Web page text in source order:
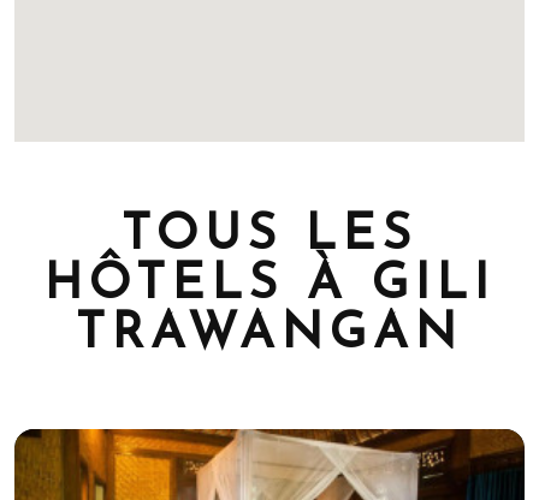
TOUS LES
HÔTELS À GILI
TRAWANGAN